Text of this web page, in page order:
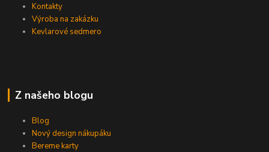
Kontakty
Výroba na zakázku
Kevlarové sedmero
Z našeho blogu
Blog
Nový design nákupáku
Bereme karty